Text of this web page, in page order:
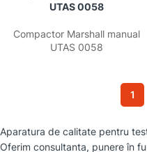
UTAS 0058
Compactor Marshall manual
UTAS 0058
1
Aparatura de calitate pentru
Oferim consultanta, punere în